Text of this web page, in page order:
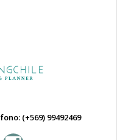
fono: (+569) 99492469